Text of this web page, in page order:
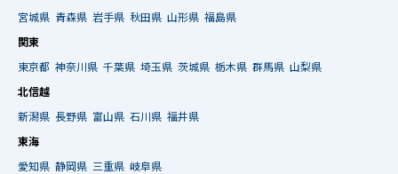
宮城県 青森県 岩手県 秋田県 山形県 福島県
関東
東京都 神奈川県 千葉県 埼玉県 茨城県 栃木県 群馬県 山梨県
北信越
新潟県 長野県 富山県 石川県 福井県
東海
愛知県 静岡県 三重県 岐阜県